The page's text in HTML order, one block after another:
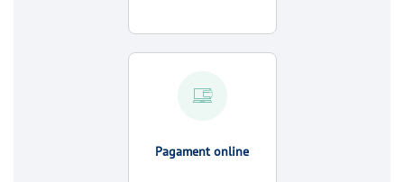
Pagament online